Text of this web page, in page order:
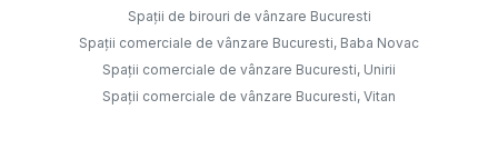
Spații de birouri de vânzare Bucuresti
Spații comerciale de vânzare Bucuresti, Baba Novac
Spații comerciale de vânzare Bucuresti, Unirii
Spații comerciale de vânzare Bucuresti, Vitan